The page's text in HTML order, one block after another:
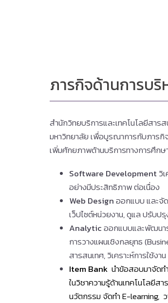
ภารกิจด้านการบริ
สำนักวิทยบริการและเทคโนโลยีสา
มหาวิทยาลัย เพื่อบูรณาการกับภาร
เพิ่มศักยภาพด้านบริการทางการศึก
Software Developmentวิ
อย่างมีประสิทธิภาพ ต่อเนื่อง
Web Designออกแบบ และจั
เว็ปไซต์หน่วยงาน, ดูแล ปรับป
Analyticออกแบบและพัฒนา
การวางแผนเชิงกลยุทธ
สารสนเทศ, วิเคราะห์การใช้ง
Item Bank นำข้อสอบมาจัดท
ในวิชาความรู้ด้านเทคโนโลยีส
นวัตกรรม จัดทำ E-learning,